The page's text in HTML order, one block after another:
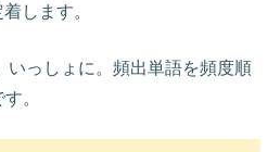
します。
いっしょに。頻出単語を頻度順
。